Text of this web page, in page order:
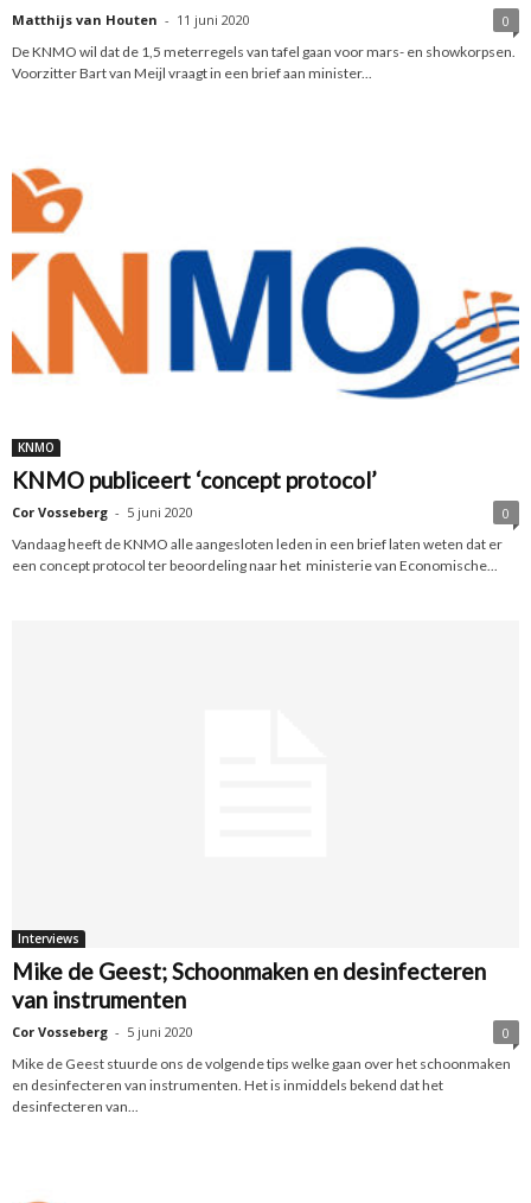
Matthijs van Houten - 11 juni 2020
0
De KNMO wil dat de 1,5 meterregels van tafel gaan voor mars- en showkorpsen.
Voorzitter Bart van Meijl vraagt in een brief aan minister...
KNMO
KNMO publiceert ‘concept protocol’
Cor Vosseberg - 5 juni 2020
0
Vandaag heeft de KNMO alle aangesloten leden in een brief laten weten dat er
een concept protocol ter beoordeling naar het ministerie van Economische...
Interviews
Mike de Geest; Schoonmaken en desinfecteren
van instrumenten
Cor Vosseberg - 5 juni 2020
0
Mike de Geest stuurde ons de volgende tips welke gaan over het schoonmaken
en desinfecteren van instrumenten. Het is inmiddels bekend dat het
desinfecteren van...